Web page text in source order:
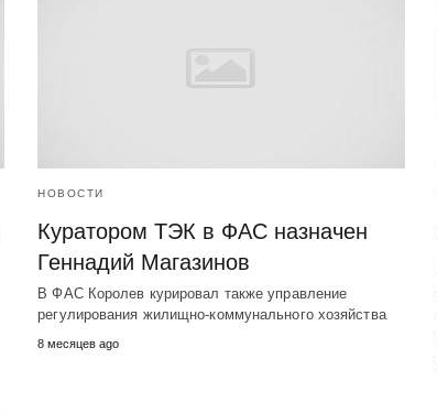
НОВОСТИ
Куратором ТЭК в ФАС назначен
Геннадий Магазинов
В ФАС Королев курировал также управление
регулирования жилищно-коммунального хозяйства
8 месяцев ago